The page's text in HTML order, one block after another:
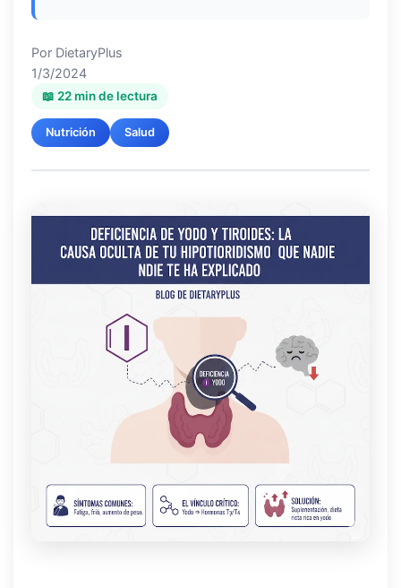
Por DietaryPlus
1/3/2024
📖 22 min de lectura
Nutrición Salud